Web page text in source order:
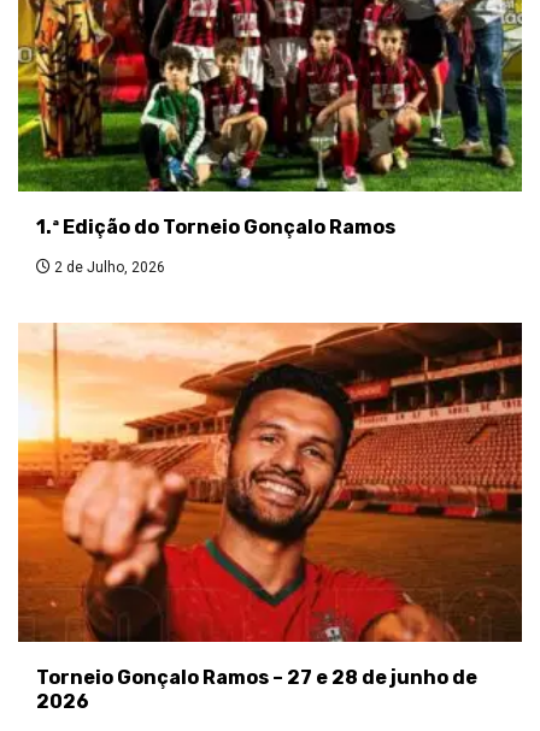
1.ª Edição do Torneio Gonçalo Ramos
2 de Julho, 2026
Torneio Gonçalo Ramos – 27 e 28 de junho de
2026